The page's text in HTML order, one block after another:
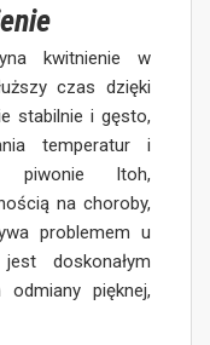
kwitnienie w
czas dzięki
stabilnie i gęsto,
temperatur i
piwonie Itoh,
na choroby,
problemem u
doskonałym
pięknej,